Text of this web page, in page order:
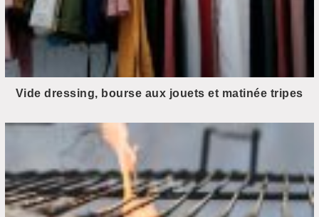
Vide dressing, bourse aux jouets et matinée tripes